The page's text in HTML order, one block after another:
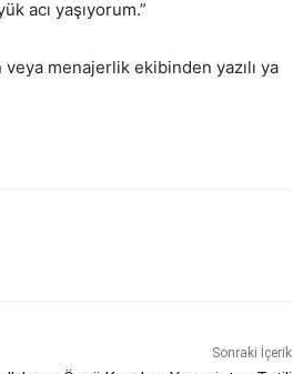
acı yaşıyorum.”
menajerlik ekibinden yazılı ya
Sonraki İçerik